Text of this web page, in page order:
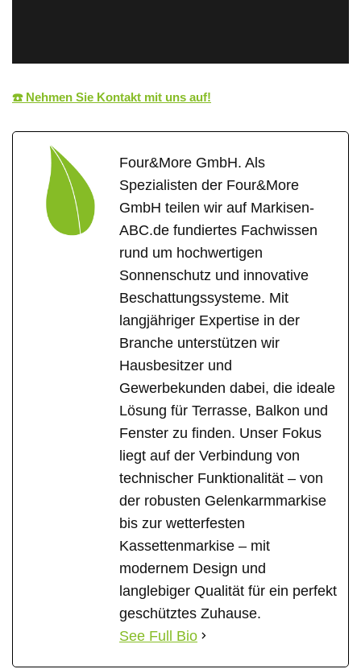
☎️ Nehmen Sie Kontakt mit uns auf!
Four&More GmbH. Als
Spezialisten der Four&More
GmbH teilen wir auf Markisen-
ABC.de fundiertes Fachwissen
rund um hochwertigen
Sonnenschutz und innovative
Beschattungssysteme. Mit
langjähriger Expertise in der
Branche unterstützen wir
Hausbesitzer und
Gewerbekunden dabei, die ideale
Lösung für Terrasse, Balkon und
Fenster zu finden. Unser Fokus
liegt auf der Verbindung von
technischer Funktionalität – von
der robusten Gelenkarmmarkise
bis zur wetterfesten
Kassettenmarkise – mit
modernem Design und
langlebiger Qualität für ein perfekt
geschütztes Zuhause.
See Full Bio